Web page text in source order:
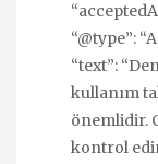
“@type”:
“text”:
kullanım
önemlidir.
kontrol